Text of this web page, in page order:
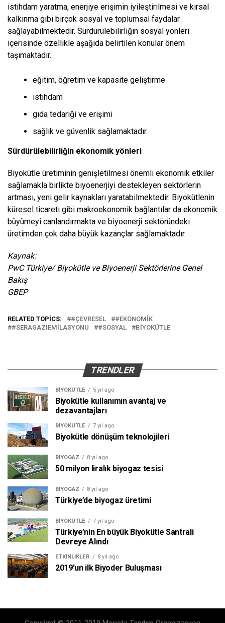
istihdam yaratma, enerjiye erişimin iyileştirilmesi ve kırsal
kalkınma gibi birçok sosyal ve toplumsal faydalar
sağlayabilmektedir. Sürdürülebilirliğin sosyal yönleri
içerisinde özellikle aşağıda belirtilen konular önem
taşımaktadır.
eğitim, öğretim ve kapasite geliştirme
istihdam
gıda tedariği ve erişimi
sağlık ve güvenlik sağlamaktadır.
Sürdürülebilirliğin ekonomik yönleri
Biyokütle üretiminin genişletilmesi önemli ekonomik etkiler
sağlamakla birlikte biyoenerjiyi destekleyen sektörlerin
artması, yeni gelir kaynakları yaratabilmektedir. Biyokütlenin
küresel ticareti gibi makroekonomik bağlantılar da ekonomik
büyümeyi canlandırmakta ve biyoenerji sektöründeki
üretimden çok daha büyük kazançlar sağlamaktadır.
Kaynak:
PwC Türkiye/ Biyokütle ve Biyoenerji Sektörlerine Genel
Bakış
GBEP
RELATED TOPICS: #ÇEVRESEL
#EKONOMIK
#SERAGAZIEMILASYONU
#SOSYAL BIYOKÜTLE
TRENDLER
BIYOKÜTLE 5 yıl ago
Biyokütle kullanımın avantaj ve
dezavantajları
BIYOKÜTLE 7 yıl ago
Biyokütle dönüşüm teknolojileri
BIYOGAZ 8 yıl ago
50 milyon liralık biyogaz tesisi
BIYOGAZ 8 yıl ago
Türkiye’de biyogaz üretimi
BIYOKÜTLE 7 yıl ago
Türkiye’nin En büyük Biyokütle Santrali
Devreye Alındı
ETKINLIKLER 8 yıl ago
2019’un ilk Biyoder Buluşması